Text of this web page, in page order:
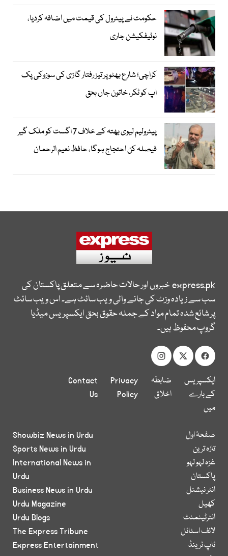
حکومت نے پیٹرول کی قیمت میں اضافہ کردیا،
نوٹیفکیشن جاری
کراچی؛ شارع بھٹو پر تیز رفتار گاڑی کی سوزوکی پک
اپ کو ٹکر، خاتون جاں بحق
پیٹرولیم لیوی بھتہ کے خلاف 7 اگست کو ملک گیر
فیصلہ کن احتجاج ہوگا، حافظ نعیم الرحمان
express.pkخبروں اور حالات حاضرہ سے متعلق پاکستان کی
سب سے زیادہ وزٹ کی جانے والی ویب سائٹ ہے۔ اس ویب سائٹ
پر شائع شدہ تمام مواد کے جملہ حقوق بحق ایکسپریس میڈیا
گروپ محفوظ ہیں۔
ایکسپریس
کے بارے
میں
ضابطہ
اخلاق
Privacy
Policy
Contact
Us
صفحۂ اول
تازہ ترین
غزہ لہو لہو
پاکستان
انٹر نیشنل
کھیل
انٹرٹینمنٹ
لائف اسٹائل
ٹاپ ٹرینڈ
Showbiz News in Urdu
Sports News in Urdu
International News in
Urdu
Business News in Urdu
Urdu Magazine
Urdu Blogs
The Express Tribune
Express Entertainment